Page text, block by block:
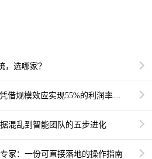
，选哪家？
借规模效应实现55%的利润率回
混乱到智能团队的五步进化
家：一份可直接落地的操作指南